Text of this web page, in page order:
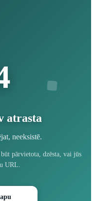
atrasta
neeksistē.
pārvietota, dzēsta, vai jūs
URL.